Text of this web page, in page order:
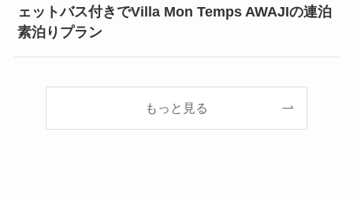
ェットバス付きでVilla Mon Temps AWAJIの連泊
素泊りプラン
もっと見る